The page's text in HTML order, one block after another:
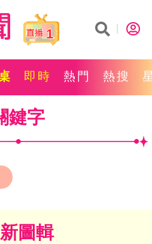
1
即時 熱門 熱搜
鍵字
圖輯